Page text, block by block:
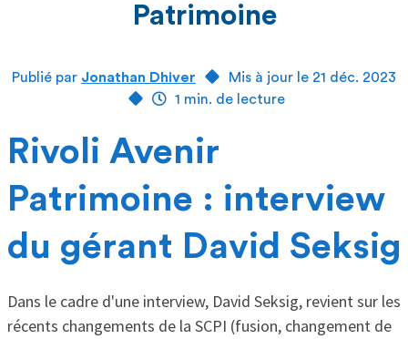
Patrimoine
Publié par Jonathan Dhiver
Mis à jour le 21 déc. 2023
1 min. de lecture
Rivoli Avenir
Patrimoine : interview
du gérant David Seksig
Dans le cadre d'une interview, David Seksig, revient sur les
récents changements de la SCPI (fusion, changement de